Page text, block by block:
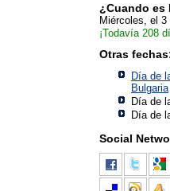
¿Cuando es
Miércoles, el
¡Todavía 208
Otras
Día de
Bulgaria
Día de
Día de
Social